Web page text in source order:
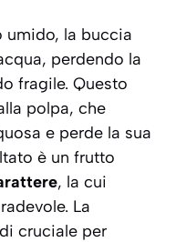
umido, la buccia
perdendo la
fragile. Questo
polpa, che
e perde la sua
è un frutto
, la cui
La
cruciale per